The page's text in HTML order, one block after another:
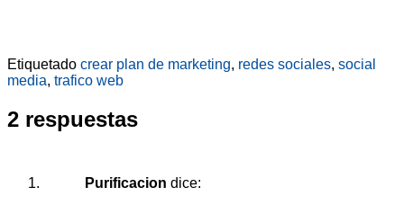
Etiquetado crear plan de marketing, redes sociales, social
media, trafico web
2 respuestas
Purificacion dice: